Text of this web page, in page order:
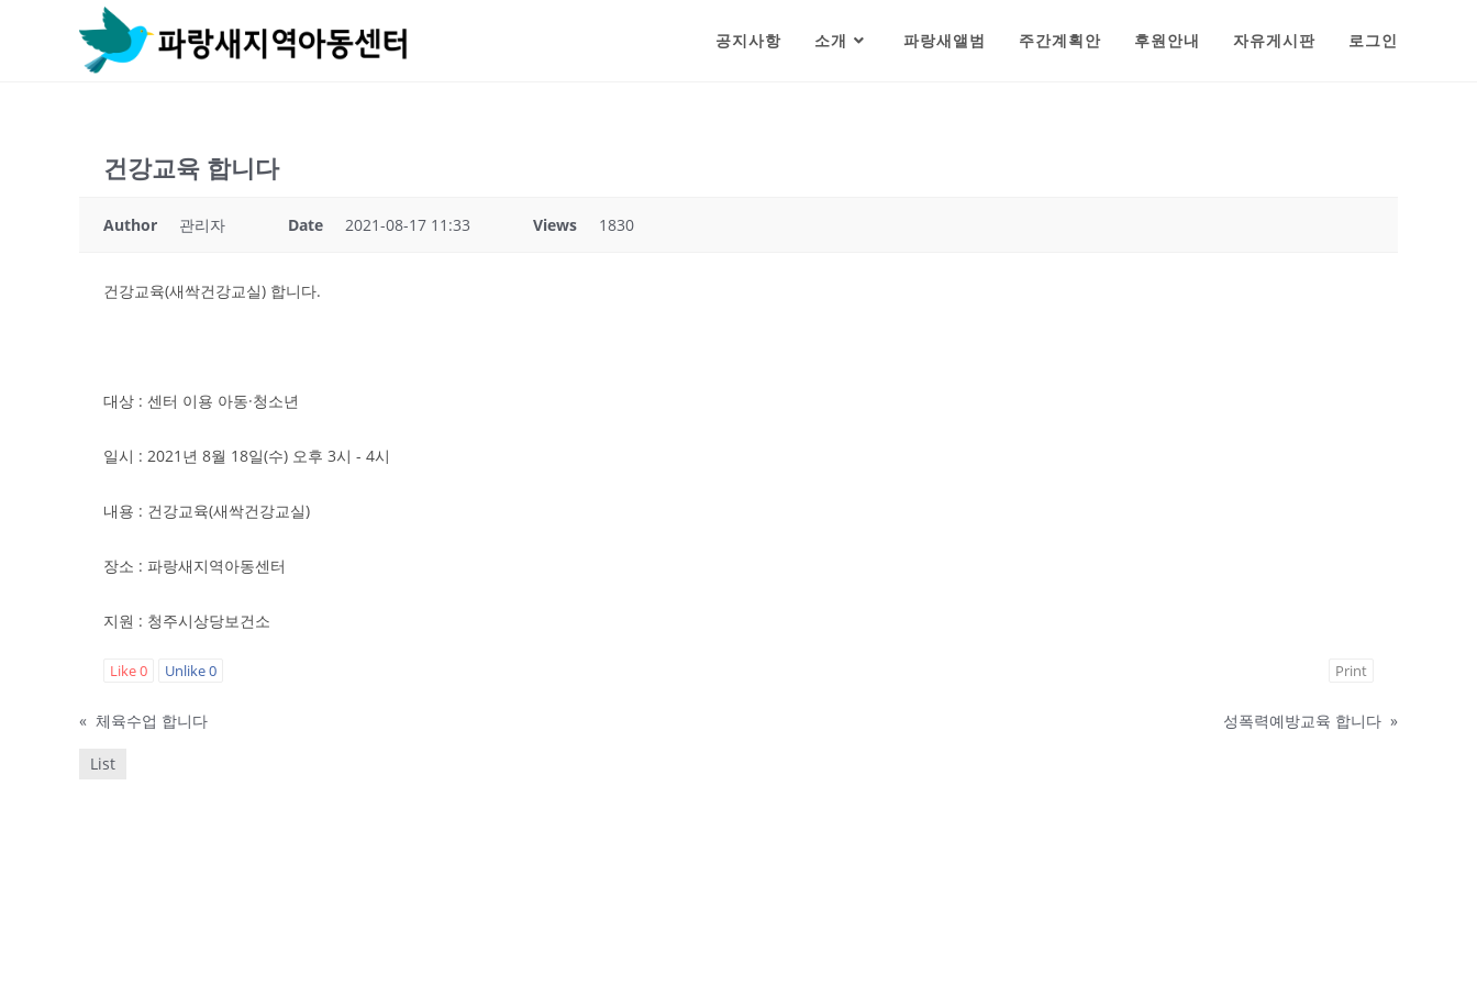
공지사항 소개 파랑새앨범 주간계획안 후원안내 자유게시판 로그인
건강교육 합니다
Author 관리자 Date 2021-08-17 11:33 Views 1830
건강교육(새싹건강교실) 합니다.
대상 : 센터 이용 아동·청소년
일시 : 2021년 8월 18일(수) 오후 3시 - 4시
내용 : 건강교육(새싹건강교실)
장소 : 파랑새지역아동센터
지원 : 청주시상당보건소
Like0 Unlike0 Print
« 체육수업 합니다 성폭력예방교육 합니다 »
List